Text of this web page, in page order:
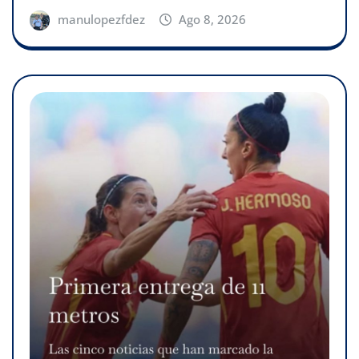
manulopezfdez Ago 8, 2026